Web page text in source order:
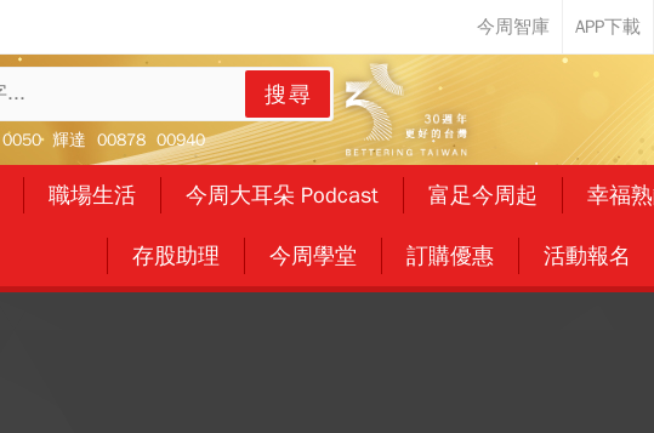
搜尋
0050 輝達 00878 00940
職場生活 今周大耳朵 Podcast 富足今周起 幸福
存股助理 今周學堂 訂購優惠 活動報名